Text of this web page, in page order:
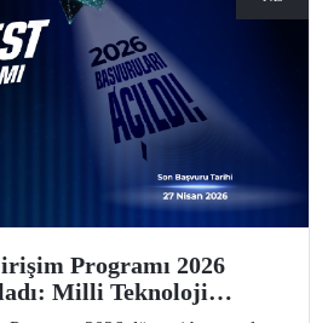
Programı 2026
Milli Teknoloji